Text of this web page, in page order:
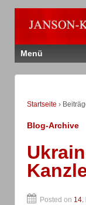
Menü
Startseite ›
Blog-Archive
Posted on 14.